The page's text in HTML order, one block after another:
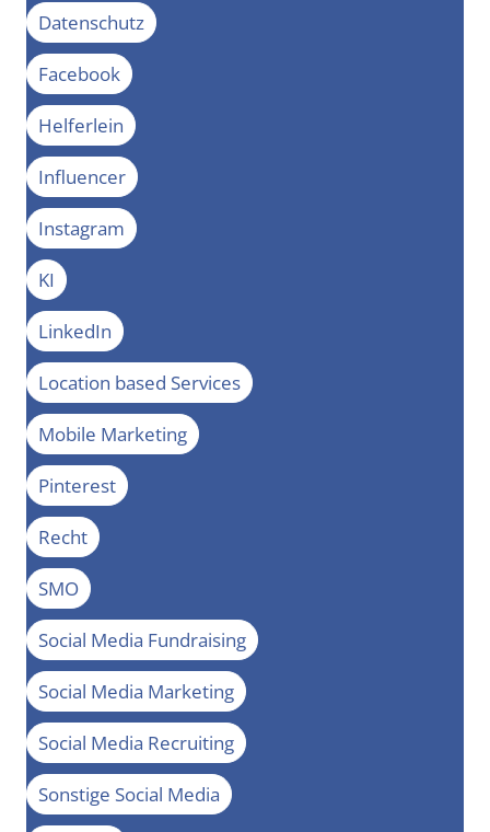
Datenschutz
Facebook
Helferlein
Influencer
Instagram
KI
LinkedIn
Location based Services
Mobile Marketing
Pinterest
Recht
SMO
Social Media Fundraising
Social Media Marketing
Social Media Recruiting
Sonstige Social Media